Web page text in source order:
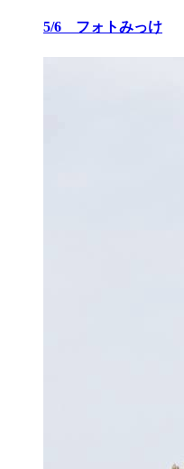
5/6 フォトみっけ